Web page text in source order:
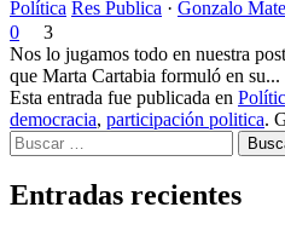
Política Res Publica · Gonzalo
0
3
Nos lo jugamos todo en nuestra
que Marta Cartabia formuló en su...
Esta entrada fue publicada en
democracia, participación politica.
Buscar
Entradas recientes